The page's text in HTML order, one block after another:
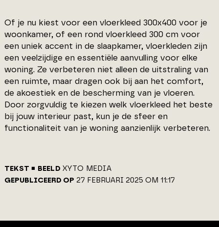
Of je nu kiest voor een vloerkleed 300x400 voor je
woonkamer, of een rond vloerkleed 300 cm voor
een uniek accent in de slaapkamer, vloerkleden zijn
een veelzijdige en essentiële aanvulling voor elke
woning. Ze verbeteren niet alleen de uitstraling van
een ruimte, maar dragen ook bij aan het comfort,
de akoestiek en de bescherming van je vloeren.
Door zorgvuldig te kiezen welk vloerkleed het beste
bij jouw interieur past, kun je de sfeer en
functionaliteit van je woning aanzienlijk verbeteren.
TEKST BEELD XYTO MEDIA
GEPUBLICEERD OP 27 FEBRUARI 2025 OM 11:17